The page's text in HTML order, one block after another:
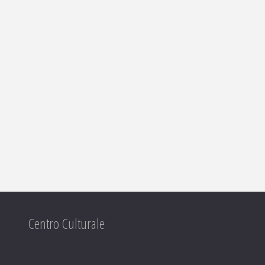
Centro Culturale